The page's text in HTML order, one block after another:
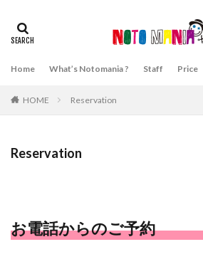
Home What’s Notomania ? Staff Price
HOME Reservation
Reservation
お電話からのご予約